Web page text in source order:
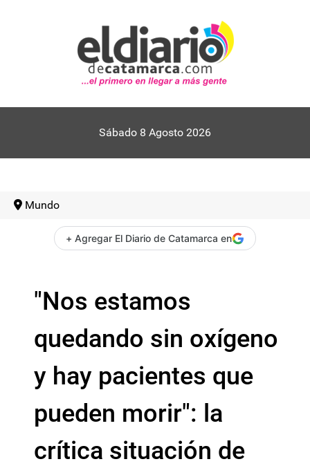
Sábado 8 Agosto 2026
Mundo
+ Agregar El Diario de Catamarca en
"Nos estamos
quedando sin oxígeno
y hay pacientes que
pueden morir": la
crítica situación de